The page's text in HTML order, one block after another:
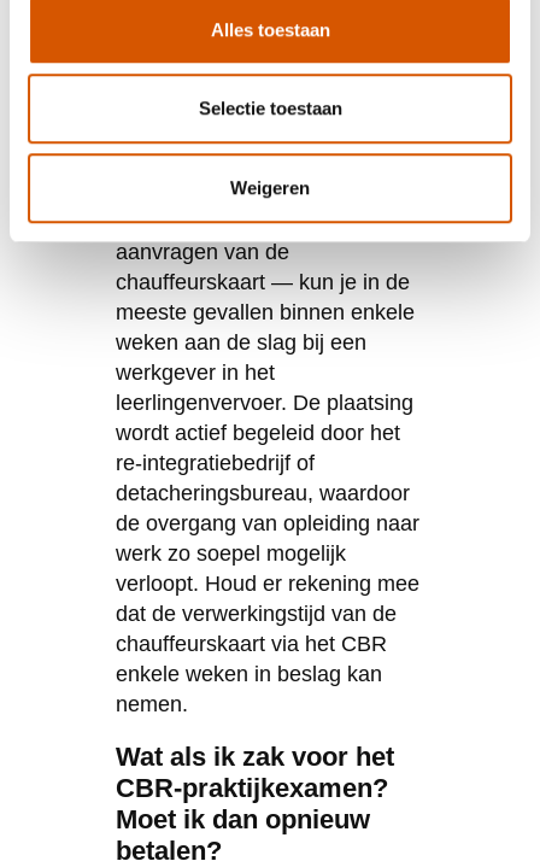
Alles toestaan
Selectie toestaan
Weigeren
spoortraject
daadwerkelijk aan het
werk ben?
Na het afronden van het
volledige traject — inclusief
opleiding, examens en het
aanvragen van de
chauffeurskaart — kun je in de
meeste gevallen binnen enkele
weken aan de slag bij een
werkgever in het
leerlingenvervoer. De plaatsing
wordt actief begeleid door het
re-integratiebedrijf of
detacheringsbureau, waardoor
de overgang van opleiding naar
werk zo soepel mogelijk
verloopt. Houd er rekening mee
dat de verwerkingstijd van de
chauffeurskaart via het CBR
enkele weken in beslag kan
nemen.
Wat als ik zak voor het
CBR-praktijkexamen?
Moet ik dan opnieuw
betalen?